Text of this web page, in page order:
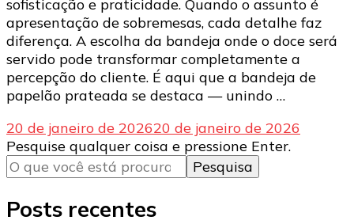
sofisticação e praticidade. Quando o assunto é
apresentação de sobremesas, cada detalhe faz
diferença. A escolha da bandeja onde o doce será
servido pode transformar completamente a
percepção do cliente. É aqui que a bandeja de
papelão prateada se destaca — unindo …
20 de janeiro de 202620 de janeiro de 2026
Procurando
algo?
Pesquise qualquer coisa e pressione Enter.
Posts recentes